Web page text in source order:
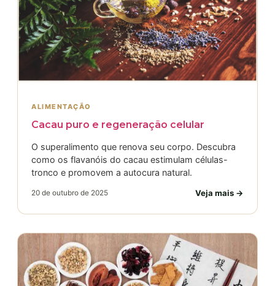
ALIMENTAÇÃO
Cacau puro e regeneração celular
O superalimento que renova seu corpo. Descubra
como os flavanóis do cacau estimulam células-
tronco e promovem a autocura natural.
20 de outubro de 2025 Veja mais →